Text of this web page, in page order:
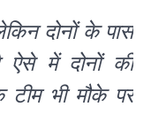
दोनों के पास
में दोनों की
टीम भी मौके पर